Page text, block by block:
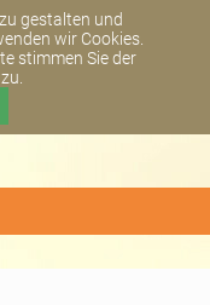
+49 6081 - 44 93 65
gestalten und
wir Cookies.
stimmen Sie der